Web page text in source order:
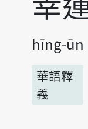
hīng-ūn
華語釋
義